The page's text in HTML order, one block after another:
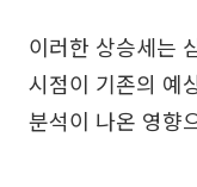
이러한 상승세는
시점이 기존의 예
분석이 나온 영향